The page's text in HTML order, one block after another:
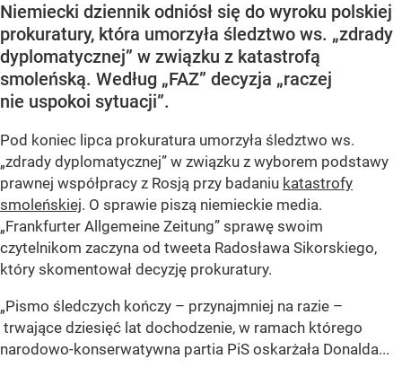
Niemiecki dziennik odniósł się do wyroku polskiej
prokuratury, która umorzyła śledztwo ws. „zdrady
dyplomatycznej” w związku z katastrofą
smoleńską. Według „FAZ” decyzja „raczej
nie uspokoi sytuacji”.
Pod koniec lipca prokuratura umorzyła śledztwo ws.
„zdrady dyplomatycznej” w związku z wyborem podstawy
prawnej współpracy z Rosją przy badaniu katastrofy
smoleńskiej. O sprawie piszą niemieckie media.
„Frankfurter Allgemeine Zeitung” sprawę swoim
czytelnikom zaczyna od tweeta Radosława Sikorskiego,
który skomentował decyzję prokuratury.
„Pismo śledczych kończy – przynajmniej na razie –
trwające dziesięć lat dochodzenie, w ramach którego
narodowo-konserwatywna partia PiS oskarżała Donalda...